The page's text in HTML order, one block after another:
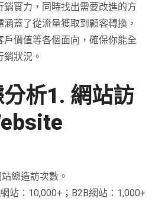
銷實力，同時找出需要改進的方
蓋了從流量獲取到顧客轉換，
戶價值等各個面向，確保你能全
狀況。
析1. 網站訪
總造訪次數。
站：10,000+；B2B網站：1,000+